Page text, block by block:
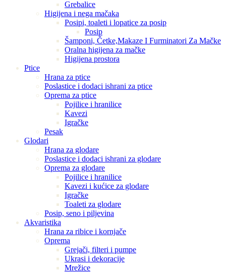
Grebalice
Higijena i nega mačaka
Posipi, toaleti i lopatice za posip
Posip
Šamponi, Četke,Makaze I Furminatori Za Mačke
Oralna higijena za mačke
Higijena prostora
Ptice
Hrana za ptice
Poslastice i dodaci ishrani za ptice
Oprema za ptice
Pojilice i hranilice
Kavezi
Igračke
Pesak
Glodari
Hrana za glodare
Poslastice i dodaci ishrani za glodare
Oprema za glodare
Pojilice i hranilice
Kavezi i kućice za glodare
Igračke
Toaleti za glodare
Posip, seno i piljevina
Akvaristika
Hrana za ribice i kornjače
Oprema
Grejači, filteri i pumpe
Ukrasi i dekoracije
Mrežice